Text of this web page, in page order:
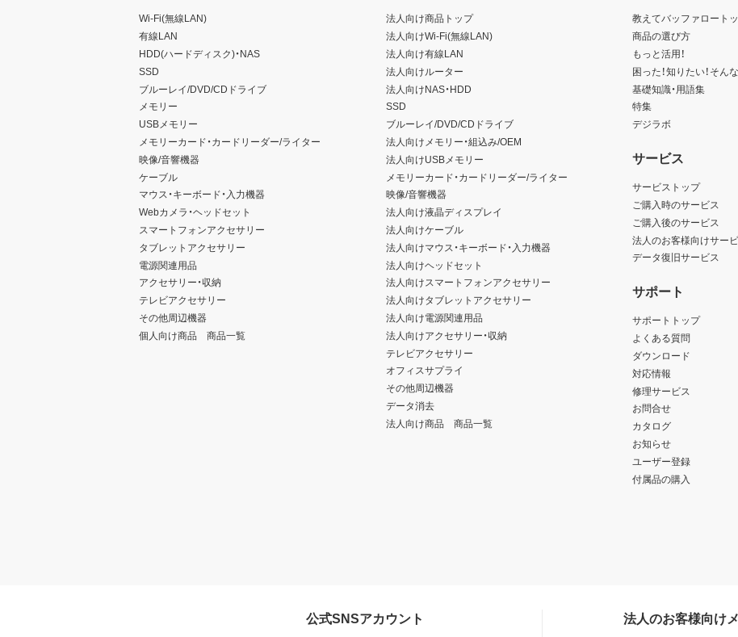
Wi-Fi(無線LAN)
有線LAN
HDD(ハードディスク)・NAS
SSD
ブルーレイ/DVD/CDドライブ
メモリー
USBメモリー
メモリーカード・カードリーダー/ライター
映像/音響機器
ケーブル
マウス・キーボード・入力機器
Webカメラ・ヘッドセット
スマートフォンアクセサリー
タブレットアクセサリー
電源関連用品
アクセサリー・収納
テレビアクセサリー
その他周辺機器
個人向け商品 商品一覧
法人向け商品トップ
法人向けWi-Fi(無線LAN)
法人向け有線LAN
法人向けルーター
法人向けNAS・HDD
SSD
ブルーレイ/DVD/CDドライブ
法人向けメモリー・組込み/OEM
法人向けUSBメモリー
メモリーカード・カードリーダー/ライター
映像/音響機器
法人向け液晶ディスプレイ
法人向けケーブル
法人向けマウス・キーボード・入力機器
法人向けヘッドセット
法人向けスマートフォンアクセサリー
法人向けタブレットアクセサリー
法人向け電源関連用品
法人向けアクセサリー・収納
テレビアクセサリー
オフィスサプライ
その他周辺機器
データ消去
法人向け商品 商品一覧
教えてバッファロート
商品の選び方
もっと活用！
困った！知りたい！そん
基礎知識・用語集
特集
デジラボ
サービス
サービストップ
ご購入時のサービス
ご購入後のサービス
法人のお客様向けサー
データ復旧サービス
サポート
サポートトップ
よくある質問
ダウンロード
対応情報
修理サービス
お問合せ
カタログ
お知らせ
ユーザー登録
付属品の購入
公式SNSアカウント 法人のお客様向け